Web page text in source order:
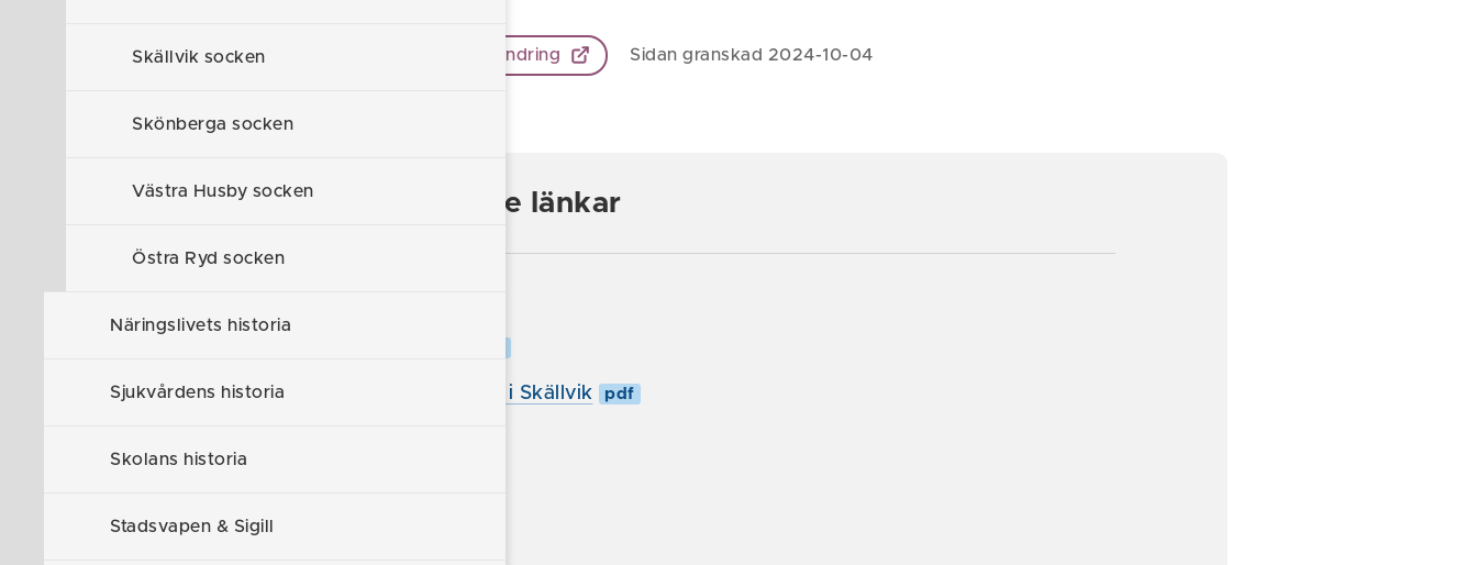
Skällvik socken
Skönberga socken
Västra Husby socken
Östra Ryd socken
Näringslivets historia
Sjukvårdens historia
Skolans historia
Stadsvapen & Sigill
Föreslå en ändring Sidan granskad 2024-10-04
Relaterade länkar
Gårdfarihandel i Skällvik pdf